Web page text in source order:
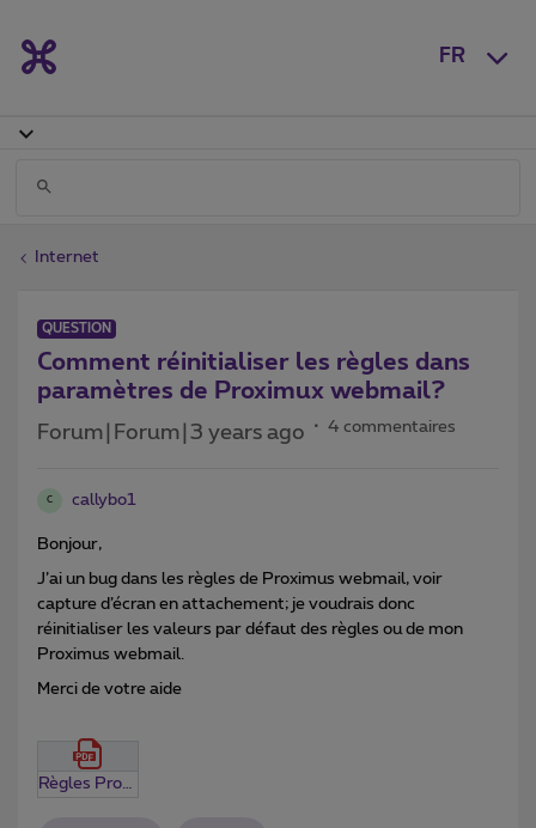
FR
Internet
QUESTION
Comment réinitialiser les règles dans
paramètres de Proximux webmail?
Forum|Forum|3 years ago 4 commentaires
C callybo1
Bonjour,
J’ai un bug dans les règles de Proximus webmail, voir
capture d’écran en attachement; je voudrais donc
réinitialiser les valeurs par défaut des règles ou de mon
Proximus webmail.
Merci de votre aide
Règles Proximus webmail.pdf